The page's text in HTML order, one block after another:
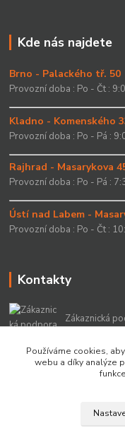
Kde nás najdete
Brno - Palackého tř. 50
Provozní doba : Po - Čt :
Kladno - Komenského
Provozní doba : Po - Pá :
Rajhrad - Masarykova
Provozní doba : Po - Pá :
Ústí nad Labem -
Provozní doba : Po - Čt :
Kontakty
Zákaznická
info@activeprint.cz
Používáme cookies,
webu a díky analýze